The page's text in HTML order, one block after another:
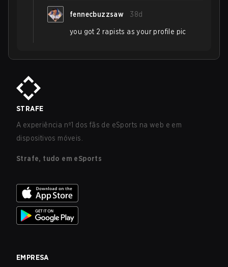
fennecbuzzsaw 38d
you got 2 rapists as your profile pic
STRAFE
A experiência nº1 dos fãs de eSports na web e em
dispositivos móveis.
Strafe, tudo em eSports
EMPRESA